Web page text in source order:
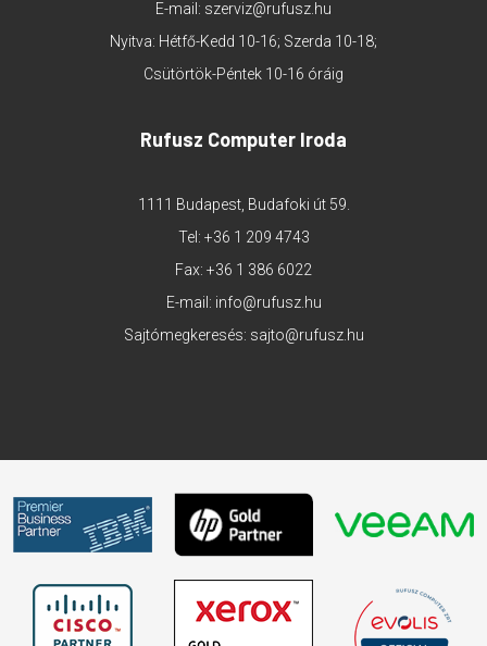
E-mail: szerviz@rufusz.hu
Nyitva: Hétfő-Kedd 10-16; Szerda 10-18;
Csütörtök-Péntek 10-16 óráig
Rufusz Computer Iroda
1111 Budapest, Budafoki út 59.
Tel: +36 1 209 4743
Fax: +36 1 386 6022
E-mail: info@rufusz.hu
Sajtómegkeresés: sajto@rufusz.hu